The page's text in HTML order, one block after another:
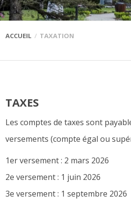
ACCUEIL TAXATION
TAXES
Les comptes de taxes sont
versements (compte égal ou
1er versement : 2 mars 2026
2e versement : 1 juin 2026
3e versement : 1 septembre 2026